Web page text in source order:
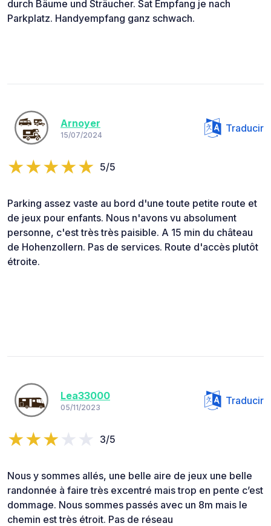
durch Bäume und Sträucher. Sat Empfang je nach
Parkplatz. Handyempfang ganz schwach.
Arnoyer
15/07/2024
Traducir
5/5
Parking assez vaste au bord d'une toute petite route et
de jeux pour enfants. Nous n'avons vu absolument
personne, c'est très très paisible. A 15 min du château
de Hohenzollern. Pas de services. Route d'accès plutôt
étroite.
Lea33000
05/11/2023
Traducir
3/5
Nous y sommes allés, une belle aire de jeux une belle
randonnée à faire très excentré mais trop en pente c’est
dommage. Nous sommes passés avec un 8m mais le
chemin est très étroit. Pas de réseau